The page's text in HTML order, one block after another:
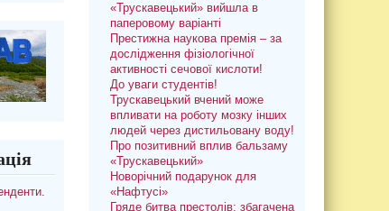
«Трускавецький» вийшла в
паперовому варіанті
Престижна наукова премія – за
дослідження фізіологічної
активності сечової кислоти!
До уваги студентів!
Трускавецький вчений може
впливати на роботу мозку інших
людей через дистильовану воду!
Про позитивний вплив бальзаму
«Трускавецький»
Новорічний подарунок для
«Нафтусі»
Гряде битва престолів: збагачена